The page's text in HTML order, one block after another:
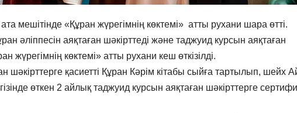
мешітінде «Құран жүрегімнің көктемі» атты рухани шара өтті.
әліппесін аяқтаған шәкірттеді және таджуид курсын аяқтаған
жүрегімнің көктемі» атты рухани кеш өткізілді.
шәкірттерге қасиетті Құран Кәрім кітабы сыйға тартылып, шейх
өткен 2 айлық таджуид курсын аяқтаған шәкірттерге